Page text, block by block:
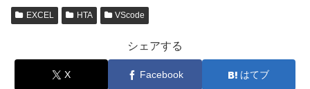
EXCEL HTA VScode
シェアする
X Facebook はてブ